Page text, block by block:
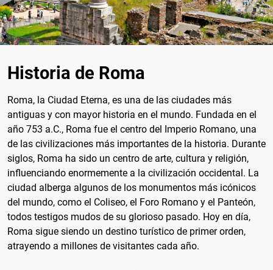
Historia de Roma
Roma, la Ciudad Eterna, es una de las ciudades más
antiguas y con mayor historia en el mundo. Fundada en el
año 753 a.C., Roma fue el centro del Imperio Romano, una
de las civilizaciones más importantes de la historia. Durante
siglos, Roma ha sido un centro de arte, cultura y religión,
influenciando enormemente a la civilización occidental. La
ciudad alberga algunos de los monumentos más icónicos
del mundo, como el Coliseo, el Foro Romano y el Panteón,
todos testigos mudos de su glorioso pasado. Hoy en día,
Roma sigue siendo un destino turístico de primer orden,
atrayendo a millones de visitantes cada año.